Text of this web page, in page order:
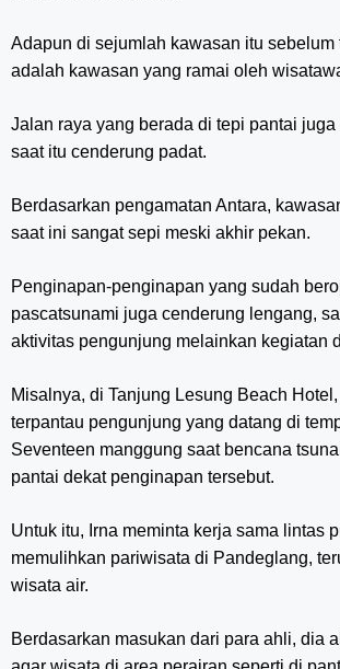
Adapun di sejumlah kawasan itu sebelum
adalah kawasan yang ramai oleh
Jalan raya yang berada di tepi pantai
saat itu cenderung padat.
Berdasarkan pengamatan Antara,
saat ini sangat sepi meski akhir pekan.
Penginapan-penginapan yang sudah
pascatsunami juga cenderung lengang,
aktivitas pengunjung melainkan kegiatan
Misalnya, di Tanjung Lesung Beach
terpantau pengunjung yang datang di
Seventeen manggung saat bencana
pantai dekat penginapan tersebut.
Untuk itu, Irna meminta kerja sama lintas
memulihkan pariwisata di Pandeglang,
wisata air.
Berdasarkan masukan dari para ahli, dia